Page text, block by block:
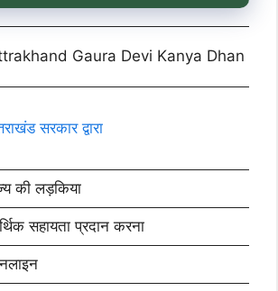
Gaura Devi Kanya Dhan
सरकार द्वारा
की लड़किया
सहायता प्रदान करना